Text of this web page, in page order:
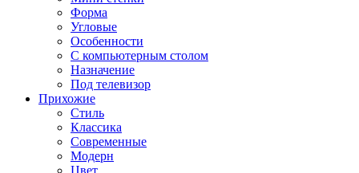
Форма
Угловые
Особенности
С компьютерным столом
Назначение
Под телевизор
Прихожие
Стиль
Классика
Современные
Модерн
Цвет